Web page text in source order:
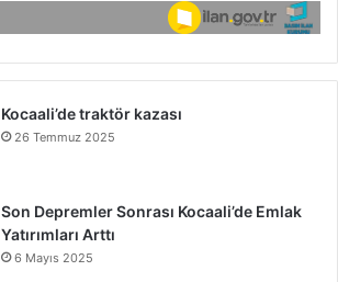
Kocaali’de traktör kazası
26 Temmuz 2025
Son Depremler Sonrası Kocaali’de Emlak
Yatırımları Arttı
6 Mayıs 2025